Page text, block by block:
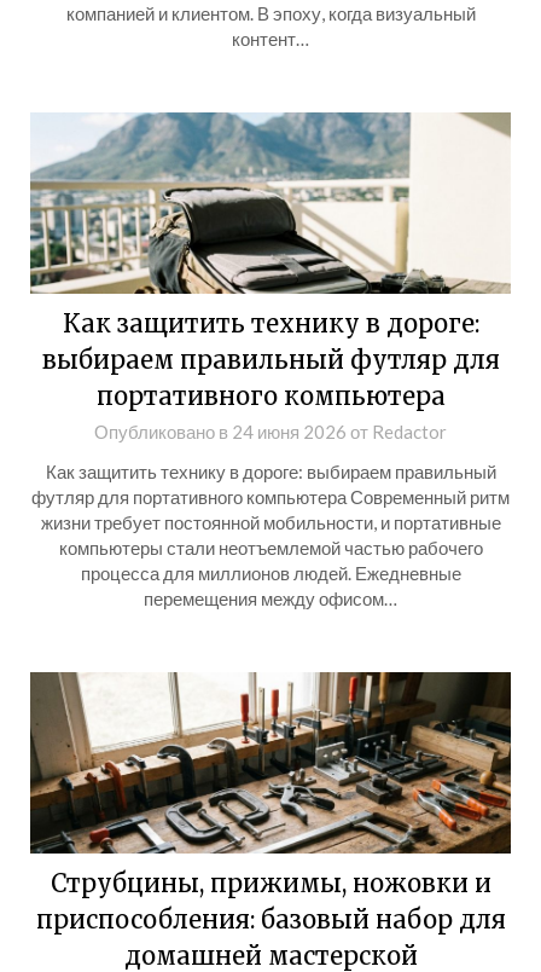
компанией и клиентом. В эпоху, когда визуальный
контент…
Как защитить технику в дороге:
выбираем правильный футляр для
портативного компьютера
Опубликовано в 24 июня 2026 от Redactor
Как защитить технику в дороге: выбираем правильный
футляр для портативного компьютера Современный ритм
жизни требует постоянной мобильности, и портативные
компьютеры стали неотъемлемой частью рабочего
процесса для миллионов людей. Ежедневные
перемещения между офисом…
Струбцины, прижимы, ножовки и
приспособления: базовый набор для
домашней мастерской